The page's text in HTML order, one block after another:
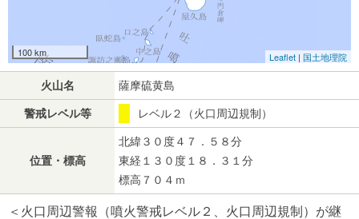
100 km Leaflet | 国土地理院
火山名 薩摩硫黄島
警戒レベル等 レベル２（火口周辺規制）
位置・標高
北緯３０度４７．５８分
東経１３０度１８．３１分
標高７０４ｍ
＜火口周辺警報（噴火警戒レベル２、火口周辺規制）が継